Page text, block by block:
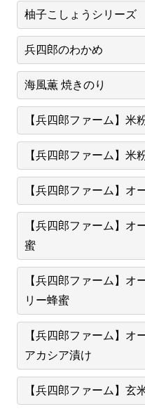
柚子こしょうシリーズ
兵四郎のわかめ
海風薫 焼きのり
【兵四郎ファーム】米
【兵四郎ファーム】米
【兵四郎ファーム】オ
【兵四郎ファーム】オ
蜜
【兵四郎ファーム】オ
リー蜂蜜
【兵四郎ファーム】オ
アカシア漬け
【兵四郎ファーム】